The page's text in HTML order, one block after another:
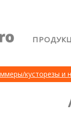
кусторезы и